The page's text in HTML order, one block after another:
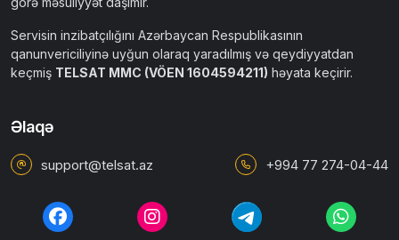
Servisin inzibatçılığını Azərbaycan Respublikasının
qanunvericiliyinə uyğun olaraq yaradılmış və qeydiyyatdan
keçmiş TELSAT MMC (VÖEN 1604594211) həyata keçirir.
Əlaqə
support@telsat.az +994 77 274-04-44